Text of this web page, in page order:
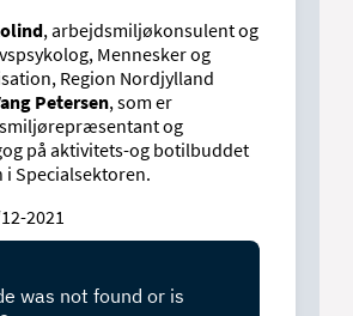
, arbejdsmiljøkonsulent og
Mennesker og
Region Nordjylland
Petersen, som er
og
på aktivitets-og botilbuddet
i Specialsektoren.
2021